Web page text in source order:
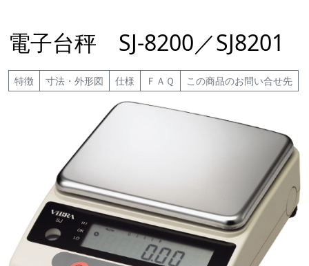
電子台秤 SJ-8200／SJ8201
特徴 寸法・外形図 仕様 ＦＡＱ この商品のお問い合せ先